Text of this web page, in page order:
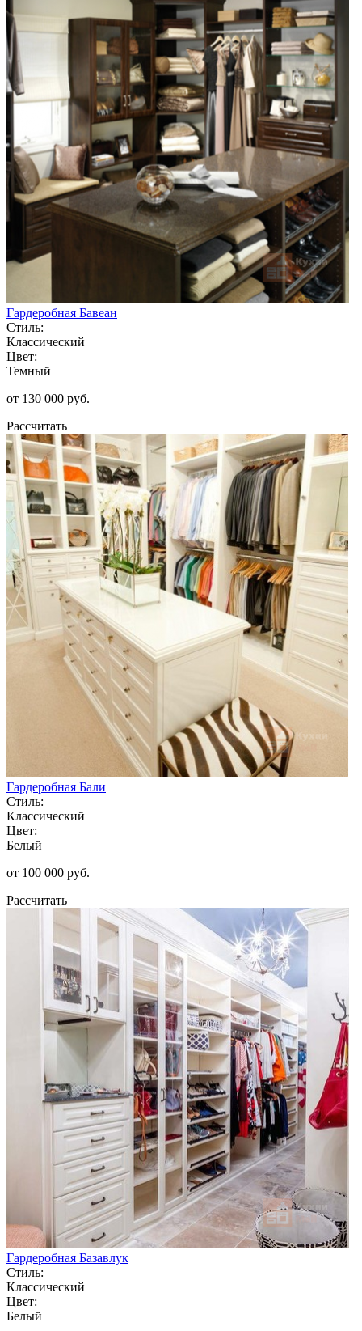
Гардеробная Бавеан
Стиль:
Классический
Цвет:
Темный
от 130 000 руб.
Рассчитать
Гардеробная Бали
Стиль:
Классический
Цвет:
Белый
от 100 000 руб.
Рассчитать
Гардеробная Базавлук
Стиль:
Классический
Цвет:
Белый